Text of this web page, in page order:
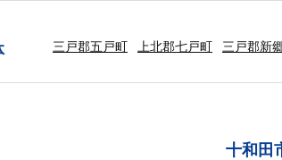
三戸郡五戸町 上北郡七戸町 三戸郡新
十和田